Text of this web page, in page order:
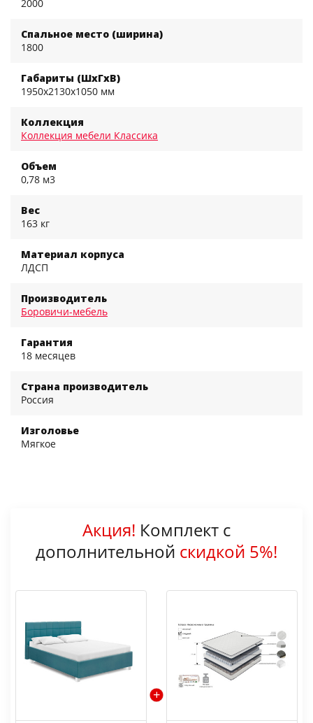
2000
Спальное место (ширина)
1800
Габариты (ШхГхВ)
1950x2130x1050 мм
Коллекция
Коллекция мебели Классика
Объем
0,78 м3
Вес
163 кг
Материал корпуса
ЛДСП
Производитель
Боровичи-мебель
Гарантия
18 месяцев
Страна производитель
Россия
Изголовье
Мягкое
Акция! Комплект с
дополнительной скидкой 5%!